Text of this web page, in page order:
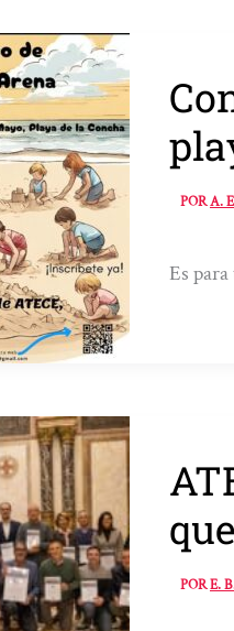
PORA.
Es
PORE.